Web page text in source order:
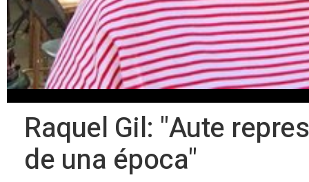
Raquel Gil: "Aute
de una época"